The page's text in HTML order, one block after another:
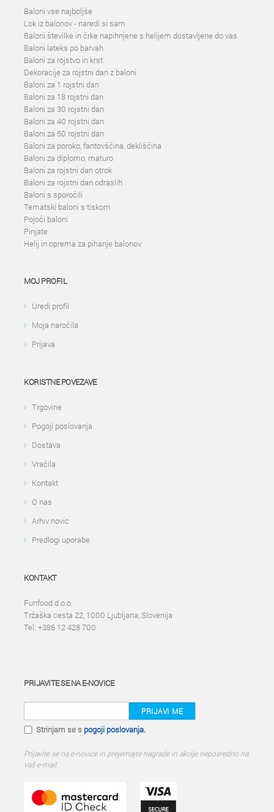
Baloni vse najboljše
Lok iz balonov - naredi si sam
Baloni številke in črke napihnjene s helijem dostavljene do vas
Baloni lateks po barvah
Baloni za rojstvo in krst
Dekoracije za rojstni dan z baloni
Baloni za 1 rojstni dan
Baloni za 18 rojstni dan
Baloni za 30 rojstni dan
Baloni za 40 rojstni dan
Baloni za 50 rojstni dan
Baloni za poroko, fantovščina, dekliščina
Baloni za diplomo, maturo
Baloni za rojstni dan otrok
Baloni za rojstni dan odraslih
Baloni s sporočili
Tematski baloni s tiskom
Pojoči baloni
Pinjate
Helij in oprema za pihanje balonov
MOJ PROFIL
Uredi profil
Moja naročila
Prijava
KORISTNE POVEZAVE
Trgovine
Pogoji poslovanja
Dostava
Vračila
Kontakt
O nas
Arhiv novic
Predlogi uporabe
KONTAKT
Funfood d.o.o.
Tržaška cesta 22, 1000 Ljubljana, Slovenija
Tel: +386 12 428 700
PRIJAVITE SE NA E-NOVICE
PRIJAVI ME
Strinjam se s pogoji poslovanja.
Prijavite se na e-novice in prejemajte nagrade in akcije neposredno na
vaš e-mail.